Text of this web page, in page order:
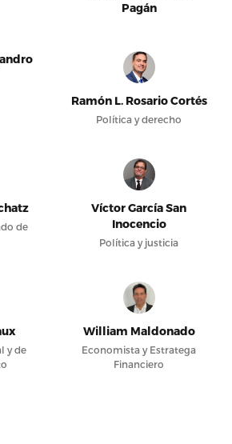
Pagán
Ramón L. Rosario Cortés
Política y derecho
de
Víctor García San
Inocencio
Política y justicia
y de
William Maldonado
Economista y Estratega
Financiero